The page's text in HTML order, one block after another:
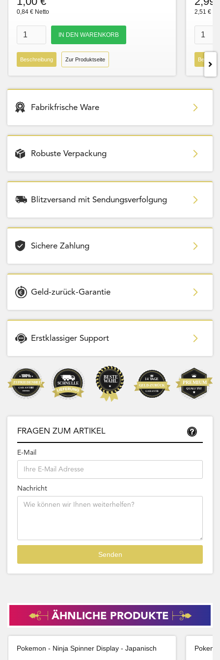
0,84 € Netto
Beschreibung Zur Produktseite
2,51 €
Fabrikfrische Ware
Robuste Verpackung
Blitzversand mit Sendungsverfolgung
Sichere Zahlung
Geld-zurück-Garantie
Erstklassiger Support
FRAGEN ZUM ARTIKEL
E-Mail
Nachricht
ÄHNLICHE PRODUKTE
Pokemon - Ninja Spinner Display - Japanisch